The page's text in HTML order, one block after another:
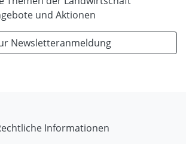
und Aktionen
Newsletteranmeldung
Informationen